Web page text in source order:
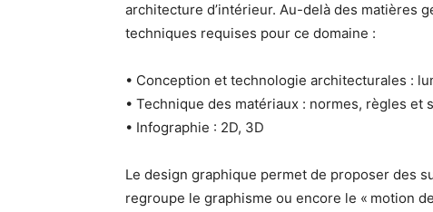
architecture d’intérieur. Au-delà des matières
techniques requises pour ce domaine :
• Conception et technologie architecturales :
• Technique des matériaux : normes, règles et
• Infographie : 2D, 3D
Le design graphique permet de proposer des
regroupe le graphisme ou encore le « motion